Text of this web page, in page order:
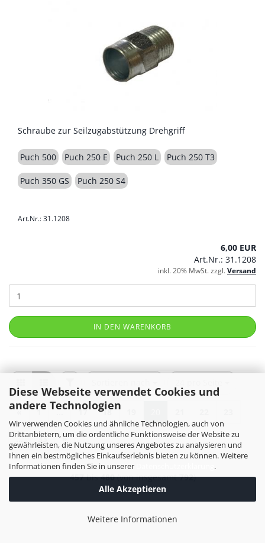
Diese Webseite verwendet Cookies und
andere Technologien
Wir verwenden Cookies und ähnliche Technologien, auch von
Drittanbietern, um die ordentliche Funktionsweise der Website zu
gewährleisten, die Nutzung unseres Angebotes zu analysieren und
Ihnen ein bestmögliches Einkaufserlebnis bieten zu können. Weitere
Informationen finden Sie in unserer
.
Alle Akzeptieren
Weitere Informationen
Schraube zur Seilzugabstützung Drehgriff
Puch 500 Puch 250 E Puch 250 L Puch 250 T3
Puch 350 GS Puch 250 S4
Art.Nr.: 31.1208
6,00 EUR
Art.Nr.: 31.1208
inkl. 20% MwSt. zzgl.Versand
IN DEN WARENKORB
« 1 ... 17 18
... 33 »
457bis480(von insgesamt792)